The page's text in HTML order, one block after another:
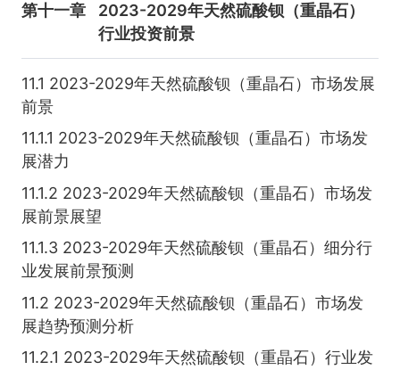
第十一章
2023-2029年天然硫酸钡（重晶石）
行业投资前景
11.1 2023-2029年天然硫酸钡（重晶石）市场发展
前景
11.1.1 2023-2029年天然硫酸钡（重晶石）市场发
展潜力
11.1.2 2023-2029年天然硫酸钡（重晶石）市场发
展前景展望
11.1.3 2023-2029年天然硫酸钡（重晶石）细分行
业发展前景预测
11.2 2023-2029年天然硫酸钡（重晶石）市场发
展趋势预测分析
11.2.1 2023-2029年天然硫酸钡（重晶石）行业发